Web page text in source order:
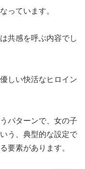
っています。
共感を呼ぶ内容でし
しい快活なヒロイン
パターンで、女の子
う、典型的な設定で
要素があります。